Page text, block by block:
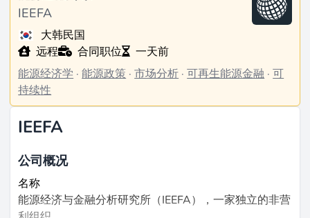
IEEFA
大韩民国
远程
合同职位
一天前
能源经济学 ·能源政策 ·市场分析 ·可再生能源金融 ·可
持续性
IEEFA
公司概况
名称
能源经济与金融分析研究所（IEEFA），一家独立的非营